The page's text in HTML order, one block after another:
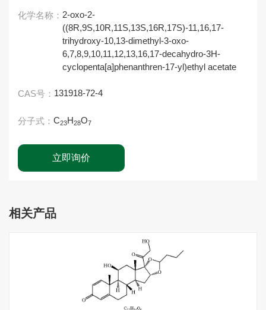
化学名称： 2-oxo-2-
((8R,9S,10R,11S,13S,16R,17S)-11,16,17-
trihydroxy-10,13-dimethyl-3-oxo-
6,7,8,9,10,11,12,13,16,17-decahydro-3H-
cyclopenta[a]phenanthren-17-yl)ethyl acetate
CAS号： 131918-72-4
分子式： C23H28O7
立即询价
相关产品